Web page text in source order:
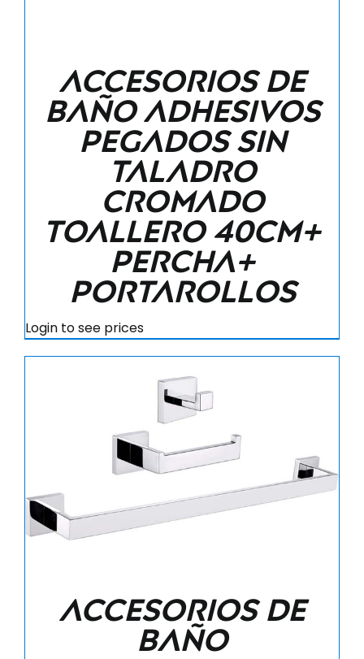
Accesorios de
baño adhesivos
pegados sin
taladro
cromado
Toallero 40cm+
Percha+
Portarollos
Login to see prices
Accesorios de
baño